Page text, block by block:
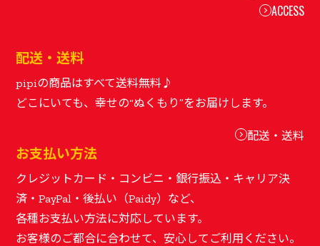
ACCESS
配送・送料
pipiの商品はすべて送料無料♪
配送・送料
お支払い方法
クレジットカード・コンビニ・銀行振込・キャリア決
済・PayPal・後払い（Paidy）など、
各種お支払い方法に対応しています。
お客様のご都合に合わせて、安心してご利用ください。